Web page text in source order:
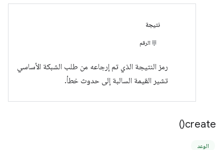
نتيجة
الرقم
رمز النتيجة الذي تم إرجاعه من طلب الشبكة الأساسي
تشير القيمة السالبة إلى حدوث خطأ.
create(
)
الوعد